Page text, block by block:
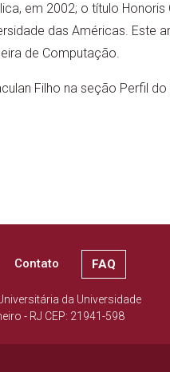
em 2002; o título Honoris
das Américas. Este
de Computação.
Filho na seção Perfil do
Contato FAQ
da Universidade
- RJ CEP: 21941-598